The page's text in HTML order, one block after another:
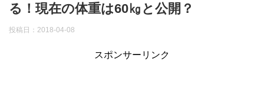
る！現在の体重は60㎏と公開？
投稿日： 2018-04-08
スポンサーリンク